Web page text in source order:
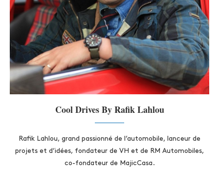
Cool Drives By Rafik Lahlou
Rafik Lahlou, grand passionné de l’automobile, lanceur de
projets et d’idées, fondateur de VH et de RM Automobiles,
co-fondateur de MajicCasa.